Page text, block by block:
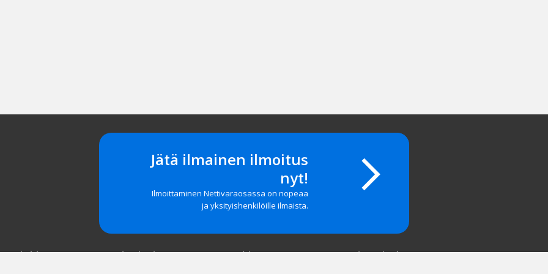
Jätä ilmainen ilmoitus
nyt!
Ilmoittaminen Nettivaraosassa on nopeaa
ja yksityishenkilöille ilmaista.
asiakkaat Navigointi Tuki Yritystiedot